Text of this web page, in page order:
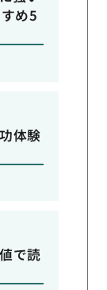
め5
体験
で読